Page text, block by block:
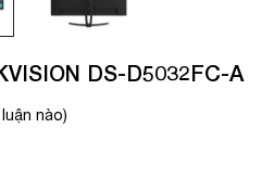
DS-D5032FC-A
nào)